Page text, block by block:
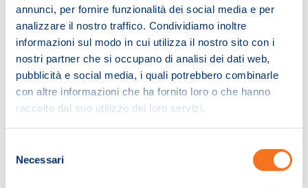
annunci, per fornire funzionalità dei social media e per
analizzare il nostro traffico. Condividiamo inoltre
informazioni sul modo in cui utilizza il nostro sito con i
nostri partner che si occupano di analisi dei dati web,
pubblicità e social media, i quali potrebbero combinarle
con altre informazioni che ha fornito loro o che hanno
raccolto dal suo utilizzo dei loro servizi.
delNecessari